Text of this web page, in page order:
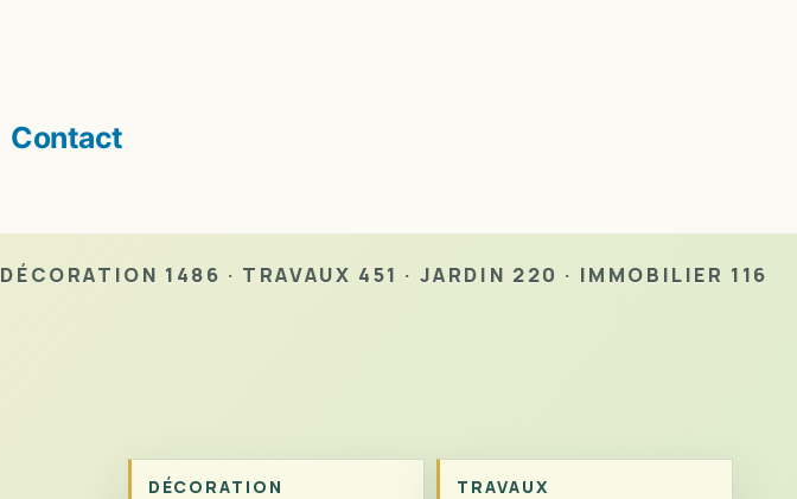
Contact
DÉCORATION TRAVAUX
DÉCORATION 1486 · TRAVAUX 451 · JARDIN 220 · IMMOBILIER 116